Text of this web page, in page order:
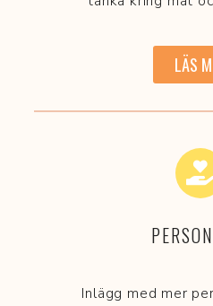
LÄS
Inlägg med mer